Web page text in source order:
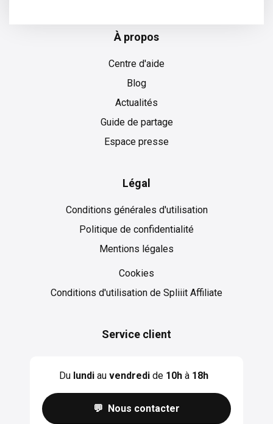
À propos
Centre d'aide
Blog
Actualités
Guide de partage
Espace presse
Légal
Conditions générales d'utilisation
Politique de confidentialité
Mentions légales
Cookies
Cookies
Conditions d'utilisation de Spliiit Affiliate
Service client
Du lundiau vendredide 10hà 18h
💬 Nous contacter